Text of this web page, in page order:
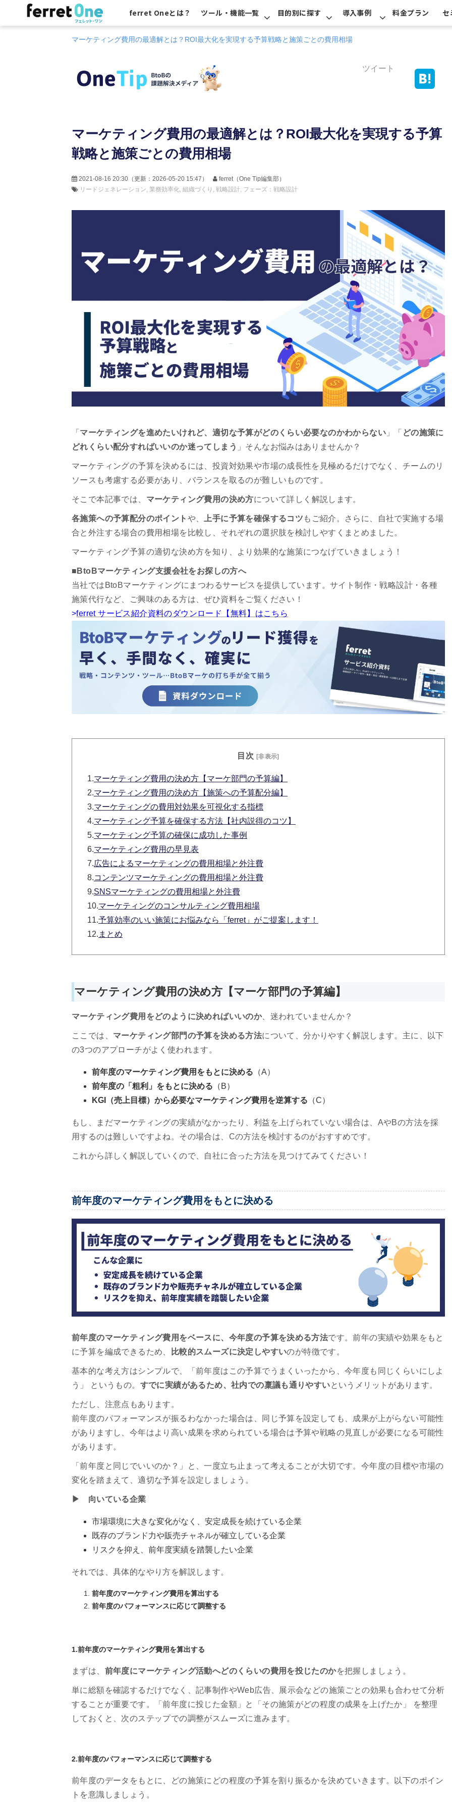
ferret Oneとは？ ツール・機能一覧 目的別に探す 導入事例 料金プラン セ
マーケティング費用の最適解とは？ROI最大化を実現する予算戦略と施策ごとの費用相場
ツイート
マーケティング費用の最適解とは？ROI最大化を実現する予算
戦略と施策ごとの費用相場
2021-08-16 20:30 （更新： 2026-05-20 15:47 ）
ferret（One Tip編集部）
リードジェネレーション 業務効率化 組織づくり 戦略設計 フェーズ：戦略設計
「 マーケティングを進めたいけれど、適切な予算がどのくらい必要なのかわからない 」「 どの施策に
どれくらい配分すればいいのか迷ってしまう 」そんなお悩みはありませんか？
マーケティングの予算を決めるには、投資対効果や市場の成長性を見極めるだけでなく、チームのリ
ソースも考慮する必要があり、バランスを取るのが難しいものです。
そこで本記事では、 マーケティング費用の決め方について詳しく解説します。
各施策への予算配分のポイント や、 上手に予算を確保するコツ もご紹介。さらに、自社で実施する場
合と外注する場合の費用相場を比較し、それぞれの選択肢を検討しやすくまとめました。
マーケティング予算の適切な決め方を知り、より効果的な施策につなげていきましょう！
■BtoBマーケティング支援会社をお探しの方へ
当社ではBtoBマーケティングにまつわるサービスを提供しています。サイト制作・戦略設計・各種
施策代行など、ご興味のある方は、ぜひ資料をご覧ください！
>ferret サービス紹介資料のダウンロード【無料】はこちら
目次 [非表示]
1.マーケティング費用の決め方【マーケ部門の予算編】
2.マーケティング費用の決め方【施策への予算配分編】
3.マーケティングの費用対効果を可視化する指標
4.マーケティング予算を確保する方法【社内説得のコツ】
5.マーケティング予算の確保に成功した事例
6.マーケティング費用の早見表
7.広告によるマーケティングの費用相場と外注費
8.コンテンツマーケティングの費用相場と外注費
9.SNSマーケティングの費用相場と外注費
10.マーケティングのコンサルティング費用相場
11.予算効率のいい施策にお悩みなら「ferret」がご提案します！
12. まとめ
マーケティング費用の決め方【マーケ部門の予算編】
マーケティング費用をどのように決めればいいのか、迷われていませんか？
ここでは、 マーケティング部門の予算を決める方法について、分かりやすく解説します。主に、以下
の3つのアプローチがよく使われます。
前年度のマーケティング費用をもとに決める （A）
前年度の「粗利」をもとに決める （B）
KGI（売上目標）から必要なマーケティング費用を逆算する （C）
もし、まだマーケティングの実績がなかったり、利益を上げられていない場合は、AやBの方法を採
用するのは難しいですよね。その場合は、Cの方法を検討するのがおすすめです。
これから詳しく解説していくので、自社に合った方法を見つけてみてください！
前年度のマーケティング費用をもとに決める
前年度のマーケティング費用をベースに、今年度の予算を決める方法です。前年の実績や効果をもと
に予算を編成できるため、
比較的スムーズに決定しやすいのが特徴です。
基本的な考え方はシンプルで、「前年度はこの予算でうまくいったから、今年度も同じくらいにしよ
う」 というもの。 すでに実績があるため、社内での稟議も通りやすいというメリットがあります。
ただし、注意点もあります。
前年度のパフォーマンスが振るわなかった場合は、同じ予算を設定しても、成果が上がらない可能性
がありますし、今年はより高い成果を求められている場合は予算や戦略の見直しが必要になる可能性
があります。
「前年度と同じでいいのか？」と、一度立ち止まって考えることが大切です。今年度の目標や市場の
変化を踏まえて、適切な予算を設定しましょう。
▶ 向いている企業
市場環境に大きな変化がなく、安定成長を続けている企業
既存のブランド力や販売チャネルが確立している企業
リスクを抑え、前年度実績を踏襲したい企業
それでは、具体的なやり方を解説します。
前年度のマーケティング費用を算出する
前年度のパフォーマンスに応じて調整する
1.前年度のマーケティング費用を算出する
まずは、 前年度にマーケティング活動へどのくらいの費用を投じたのかを把握しましょう。
単に総額を確認するだけでなく、記事制作やWeb広告、展示会などの施策ごとの効果も合わせて分析
することが重要です。「前年度に投じた金額」と「その施策がどの程度の成果を上げたか」 を整理
しておくと、次のステップでの調整がスムーズに進みます。
2.前年度のパフォーマンスに応じて調整する
前年度のデータをもとに、どの施策にどの程度の予算を割り振るかを決めていきます。以下のポイン
トを意識しましょう。